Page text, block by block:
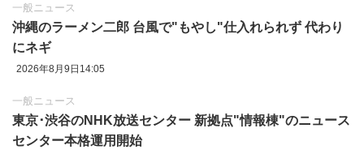
一般ニュース
沖縄のラーメン二郎 台風で"もやし"仕入れられず 代わり
にネギ
2026年8月9日14:05
一般ニュース
東京‪･‬渋谷のNHK放送センター 新拠点"情報棟"のニュース
センター本格運用開始